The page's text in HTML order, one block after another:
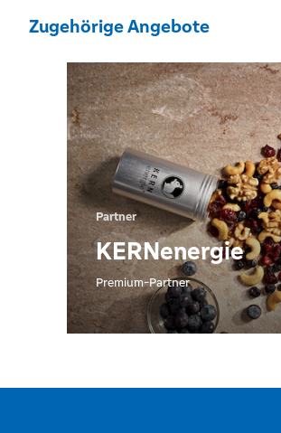
Zugehörige Angebote
Partner
KERNenergie
Premium-Partner